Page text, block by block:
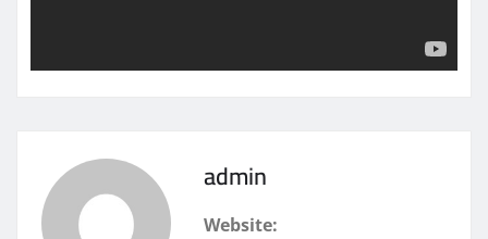
admin
Website: